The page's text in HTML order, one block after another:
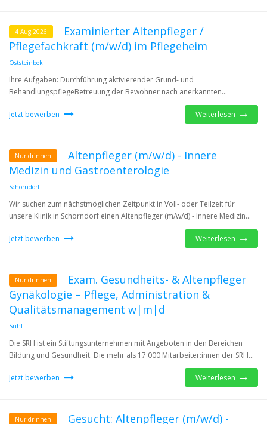
4 Aug 2026
Examinierter Altenpfleger /
Pflegefachkraft (m/w/d) im Pflegeheim
Oststeinbek
Ihre Aufgaben: Durchführung aktivierender Grund- und
BehandlungspflegeBetreuung der Bewohner nach anerkannten...
Jetzt bewerben Weiterlesen
Nur drinnen
Altenpfleger (m/w/d) - Innere
Medizin und Gastroenterologie
Schorndorf
Wir suchen zum nächstmöglichen Zeitpunkt in Voll- oder Teilzeit für
unsere Klinik in Schorndorf einen Altenpfleger (m/w/d) - Innere Medizin...
Jetzt bewerben Weiterlesen
Nur drinnen
Exam. Gesundheits- & Altenpfleger
Gynäkologie – Pflege, Administration &
Qualitätsmanagement w|m|d
Suhl
Die SRH ist ein Stiftungsunternehmen mit Angeboten in den Bereichen
Bildung und Gesundheit. Die mehr als 17 000 Mitarbeiter:innen der SRH...
Jetzt bewerben Weiterlesen
Nur drinnen
Gesucht: Altenpfleger (m/w/d) -